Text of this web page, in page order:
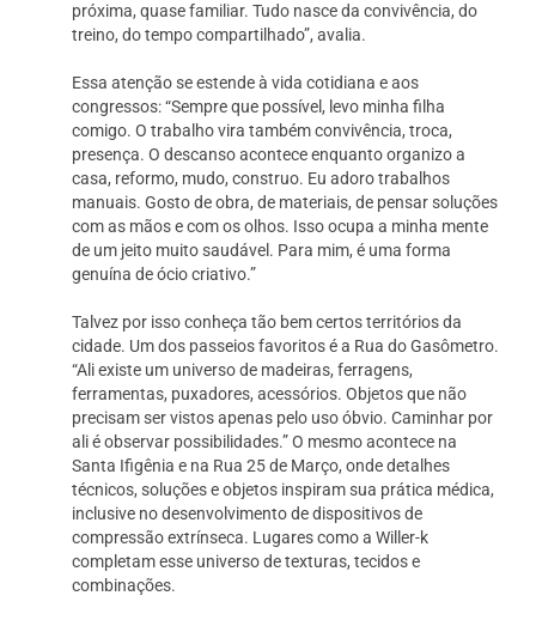
próxima, quase familiar. Tudo nasce da convivência, do
treino, do tempo compartilhado”, avalia.
Essa atenção se estende à vida cotidiana e aos
congressos: “Sempre que possível, levo minha filha
comigo. O trabalho vira também convivência, troca,
presença. O descanso acontece enquanto organizo a
casa, reformo, mudo, construo. Eu adoro trabalhos
manuais. Gosto de obra, de materiais, de pensar soluções
com as mãos e com os olhos. Isso ocupa a minha mente
de um jeito muito saudável. Para mim, é uma forma
genuína de ócio criativo.”
Talvez por isso conheça tão bem certos territórios da
cidade. Um dos passeios favoritos é a Rua do Gasômetro.
“Ali existe um universo de madeiras, ferragens,
ferramentas, puxadores, acessórios. Objetos que não
precisam ser vistos apenas pelo uso óbvio. Caminhar por
ali é observar possibilidades.” O mesmo acontece na
Santa Ifigênia e na Rua 25 de Março, onde detalhes
técnicos, soluções e objetos inspiram sua prática médica,
inclusive no desenvolvimento de dispositivos de
compressão extrínseca. Lugares como a Willer-k
completam esse universo de texturas, tecidos e
combinações.